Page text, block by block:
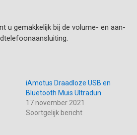
u gemakkelijk bij de volume- en aan-
iAmotus Draadloze USB en
Bluetooth Muis Ultradun
17 november 2021
Soortgelijk bericht